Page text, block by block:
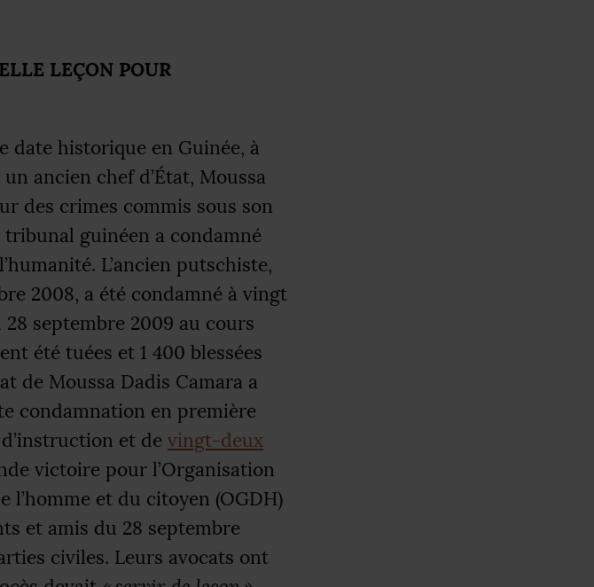
LEÇON POUR
date historique en Guinée, à
ancien chef d’État, Moussa
des crimes commis sous son
guinéen a condamné
L’ancien putschiste,
2008, a été condamné à vingt
septembre 2009 au cours
été tuées et 1 400 blessées
de Moussa Dadis Camara a
condamnation en première
et de vingt-deux
victoire pour l’Organisation
l’homme et du citoyen (OGDH)
et amis du 28 septembre
civiles. Leurs avocats ont